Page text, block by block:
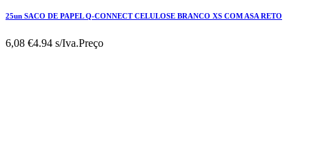
25un SACO DE PAPEL Q-CONNECT CELULOSE BRANCO XS COM ASA RETO
6,08 €4.94 s/Iva.Preço